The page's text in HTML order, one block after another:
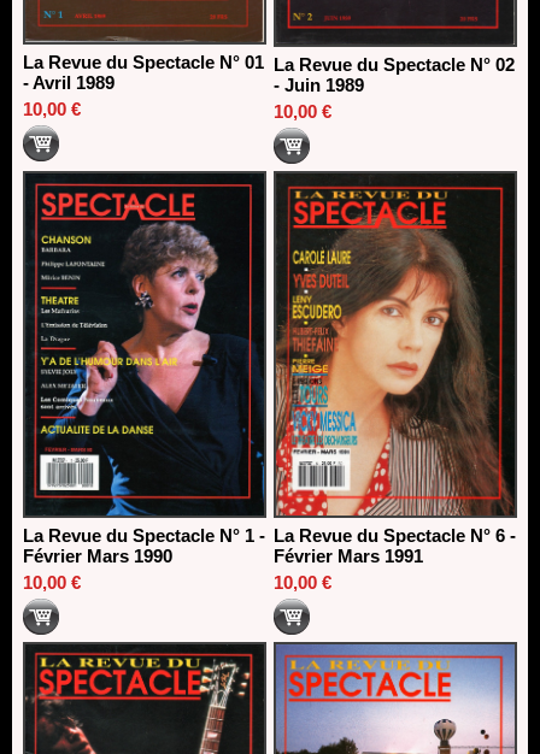
La Revue du Spectacle N° 01
- Avril 1989
10,00 €
La Revue du Spectacle N° 02
- Juin 1989
10,00 €
La Revue du Spectacle N° 1 -
Février Mars 1990
10,00 €
La Revue du Spectacle N° 6 -
Février Mars 1991
10,00 €